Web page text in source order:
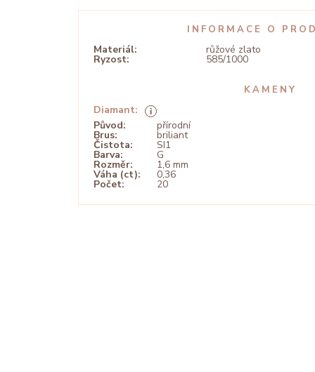
INFORMACE O
Materiál: růžové zlato
Ryzost: 585/1000
KAMENY
Diamant:
Původ:
přírodní
Brus: briliant
Čistota: SI1
Barva: G
Rozměr: 1,6 mm
Váha (ct): 0,36
Počet: 20